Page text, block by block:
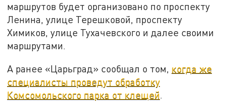
маршрутов будет организовано по проспекту
Ленина, улице Терешковой, проспекту
Химиков, улице Тухачевского и далее своими
маршрутами.
А ранее «Царьград» сообщал о том, когда же
специалисты проведут обработку
Комсомольского парка от клещей.